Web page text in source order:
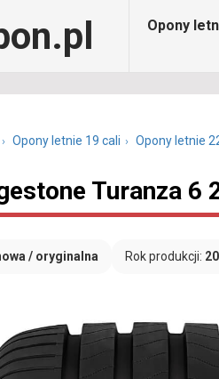
Opony
Opony letnie 19 cali Opony letnie
Turanza 6
/ oryginalna Rok produkcji: